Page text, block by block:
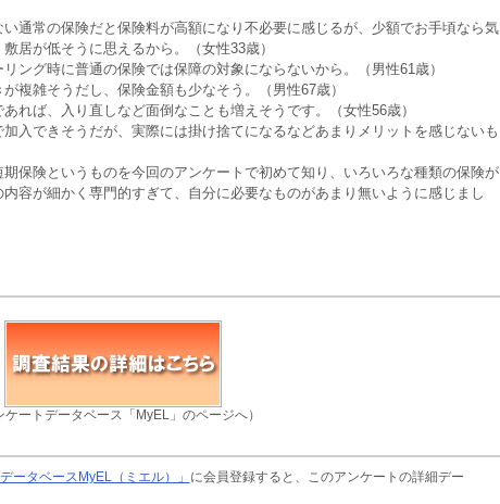
い通常の保険だと保険料が高額になり不必要に感じるが、少額でお手頃なら気
居が低そうに思えるから。（女性33歳）
ング時に普通の保険では保障の対象にならないから。（男性61歳）
が複雑そうだし、保険金額も少なそう。（男性67歳）
あれば、入り直しなど面倒なことも増えそうです。（女性56歳）
加入できそうだが、実際には掛け捨てになるなどあまりメリットを感じないも
期保険というものを今回のアンケートで初めて知り、いろいろな種類の保険が
容が細かく専門的すぎて、自分に必要なものがあまり無いように感じまし
ケートデータベース「MyEL」のページへ）
ータベースMyEL（ミエル）」 に会員登録すると、このアンケートの詳細デー